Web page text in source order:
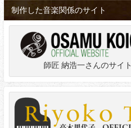
制作した音楽関係のサイト
師匠 納浩一さんのサイト